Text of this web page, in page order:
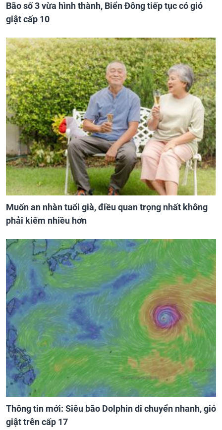
Bão số 3 vừa hình thành, Biển Đông tiếp tục có gió
giật cấp 10
Muốn an nhàn tuổi già, điều quan trọng nhất không
phải kiếm nhiều hơn
Thông tin mới: Siêu bão Dolphin di chuyển nhanh, gió
giật trên cấp 17